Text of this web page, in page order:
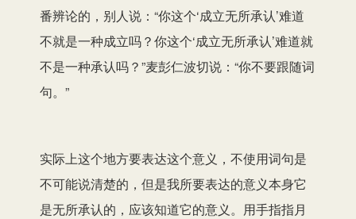
番辨论的，别人说：“你这个‘成立无所承认’难道
不就是一种成立吗？你这个‘成立无所承认’难道就
不是一种承认吗？”麦彭仁波切说 ：“你不要跟随词
句。”
实际上这个地方要表达这个意义，不使用词句是
不可能说清楚的，但是我所要表达的意义本身它
是无所承认的，应该知道它的意义。用手指指月